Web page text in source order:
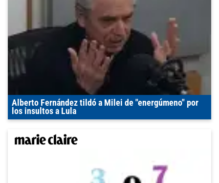
Alberto Fernández tildó a Milei de "energúmeno" por
los insultos a Lula